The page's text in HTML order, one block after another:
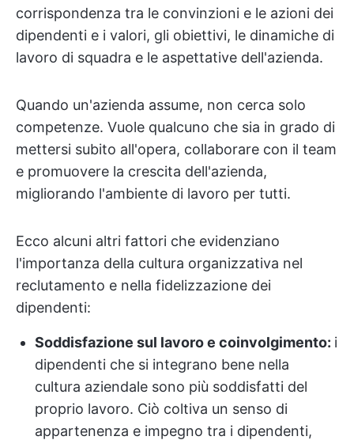
corrispondenza tra le convinzioni e le azioni dei
dipendenti e i valori, gli obiettivi, le dinamiche di
lavoro di squadra e le aspettative dell'azienda.
Quando un'azienda assume, non cerca solo
competenze. Vuole qualcuno che sia in grado di
mettersi subito all'opera, collaborare con il team
e promuovere la crescita dell'azienda,
migliorando l'ambiente di lavoro per tutti.
Ecco alcuni altri fattori che evidenziano
l'importanza della cultura organizzativa nel
reclutamento e nella fidelizzazione dei
dipendenti:
Soddisfazione sul lavoro e coinvolgimento: i
dipendenti che si integrano bene nella
cultura aziendale sono più soddisfatti del
proprio lavoro. Ciò coltiva un senso di
appartenenza e impegno tra i dipendenti,